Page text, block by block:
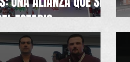
ESTADIO